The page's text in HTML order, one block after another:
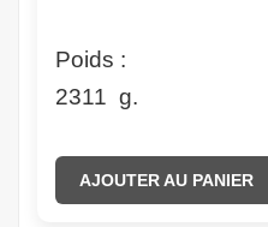
Poids :
2311 g.
AJOUTER AU PANIER